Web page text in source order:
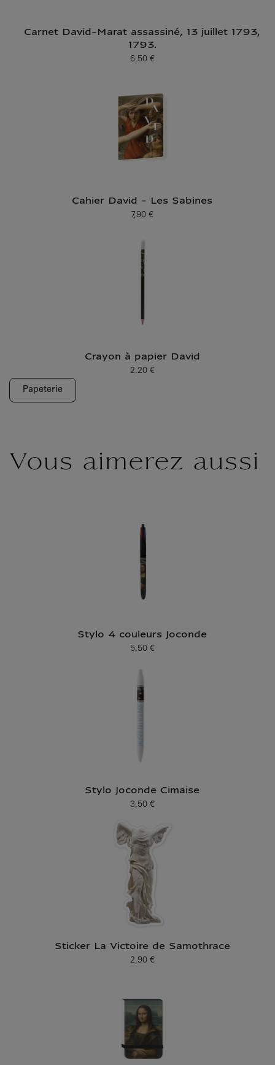
Carnet David-Marat assassiné, 13 juillet 1793,
1793.
Prix ​​actuel
6,50 €
Cahier David - Les Sabines
Prix ​​actuel
7,90 €
Crayon à papier David
Prix ​​actuel
2,20 €
Papeterie
Vous aimerez aussi
Stylo 4 couleurs Joconde
Prix ​​actuel
5,50 €
Stylo Joconde Cimaise
Prix ​​actuel
3,50 €
Sticker La Victoire de Samothrace
Prix ​​actuel
2,90 €